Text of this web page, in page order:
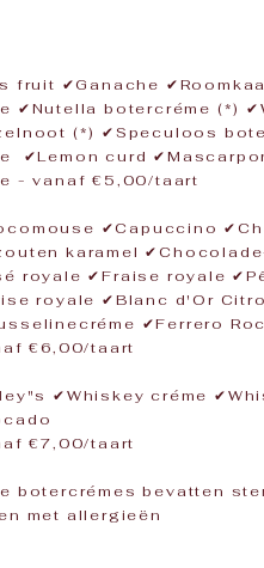
fruit ✔Ganache
✔Nutella botercréme (*)
(*) ✔Speculoos
✔Lemon curd
- vanaf €5,00/taart
✔Capuccino
karamel
royale ✔Fraise royale
royale ✔Blanc d'Or
✔Ferrero
€6,00/taart
✔Whiskey créme
€7,00/taart
botercrémes bevatten
met allergieën​​